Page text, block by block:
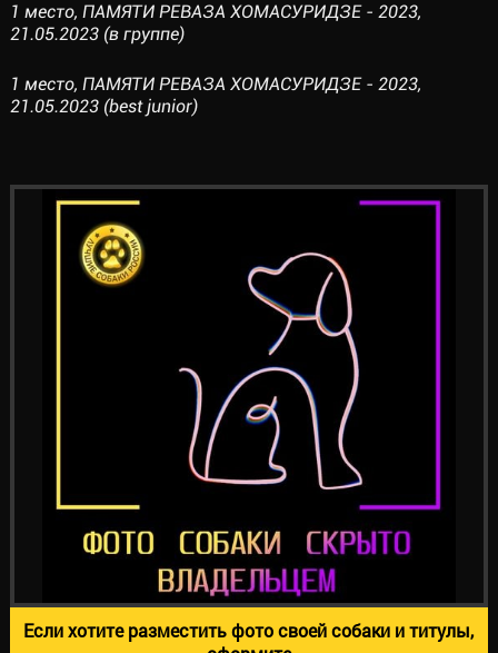
1 место, ПАМЯТИ РЕВАЗА ХОМАСУРИДЗЕ - 2023,
21.05.2023 (в группе)
1 место, ПАМЯТИ РЕВАЗА ХОМАСУРИДЗЕ - 2023,
21.05.2023 (best junior)
Если хотите разместить фото своей собаки и титулы,